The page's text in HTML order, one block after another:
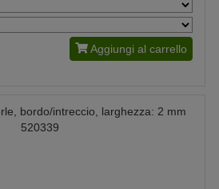
Aggiungi al carrello
bordo/intreccio, larghezza: 2 mm
520339